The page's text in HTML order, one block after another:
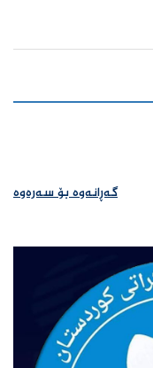
گەڕانەوە بۆ سەرەوە